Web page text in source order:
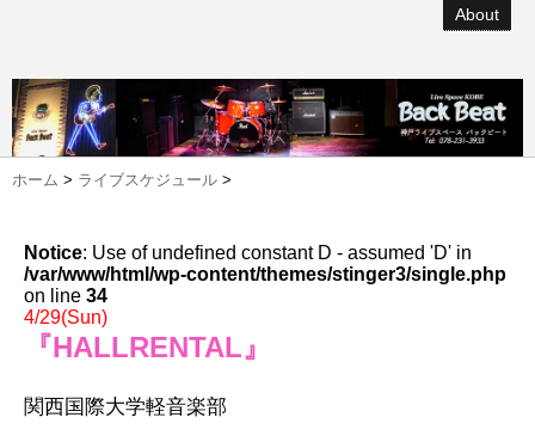
About
ホーム > ライブスケジュール >
Notice: Use of undefined constant D - assumed 'D' in
/var/www/html/wp-content/themes/stinger3/single.php
on line 34
4/29(Sun)
『HALLRENTAL』
関西国際大学軽音楽部